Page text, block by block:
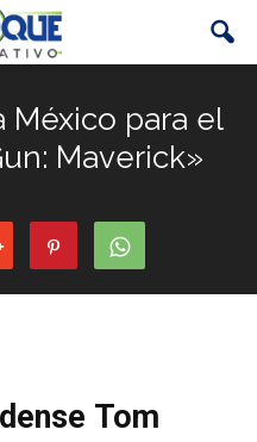
México para el
Maverick»
Tom